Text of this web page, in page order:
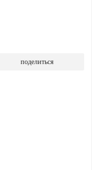
поделиться